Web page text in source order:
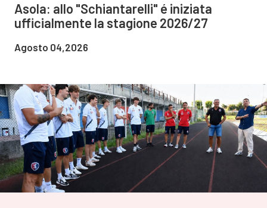
Asola: allo "Schiantarelli" é iniziata
ufficialmente la stagione 2026/27
Agosto 04,2026